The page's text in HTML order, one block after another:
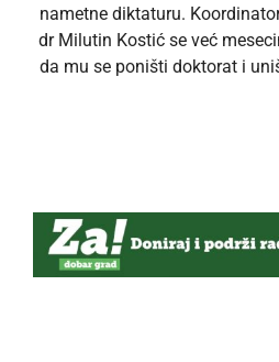
nametne diktaturu.
dr Milutin Kostić se već
da mu se poništi doktorat i